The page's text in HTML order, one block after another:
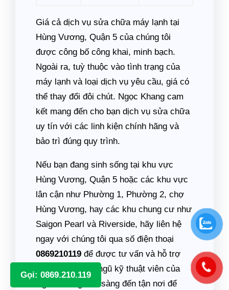
Gọi: 0869.210.119
Giá cả dịch vụ sửa chữa máy lạnh tại
Hùng Vương, Quận 5 của chúng tôi
được công bố công khai, minh bạch.
Ngoài ra, tuỳ thuộc vào tình trạng của
máy lạnh và loại dịch vụ yêu cầu, giá có
thể thay đổi đôi chút. Ngọc Khang cam
kết mang đến cho bạn dịch vụ sửa chữa
uy tín với các linh kiện chính hãng và
bảo trì đúng quy trình.
Nếu bạn đang sinh sống tại khu vực
Hùng Vương, Quận 5 hoặc các khu vực
lân cận như Phường 1, Phường 2, chợ
Hùng Vương, hay các khu chung cư như
Saigon Pearl và Riverside, hãy liên hệ
ngay với chúng tôi qua số điện thoại
0869210119 để được tư vấn và hỗ trợ
nhanh nhất. Đội ngũ kỹ thuật viên của
Ngọc Khang sẵn sàng đến tận nơi để